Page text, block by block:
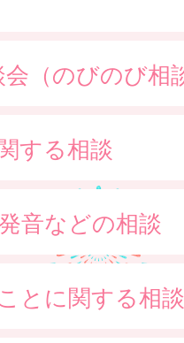
会（のびのび相
する相談
音などの相談
とに関する相談